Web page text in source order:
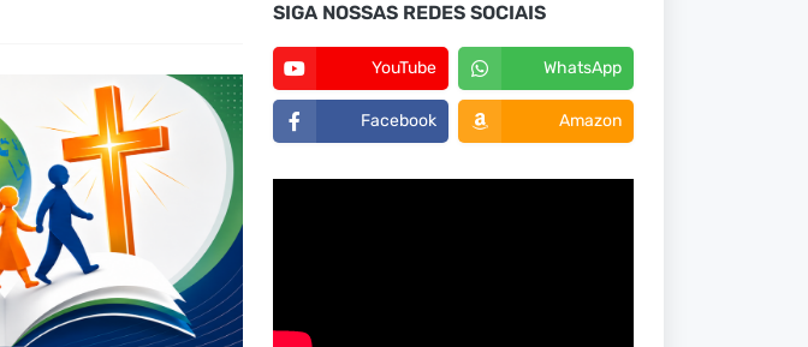
SIGA NOSSAS REDES SOCIAIS
YouTube WhatsApp
Facebook Amazon